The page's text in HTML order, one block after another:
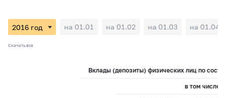
на 01.01 на 01.02 на 01.03 на 01.04
Скачать все
Вклады (депозиты) физических лиц по
в том числе: